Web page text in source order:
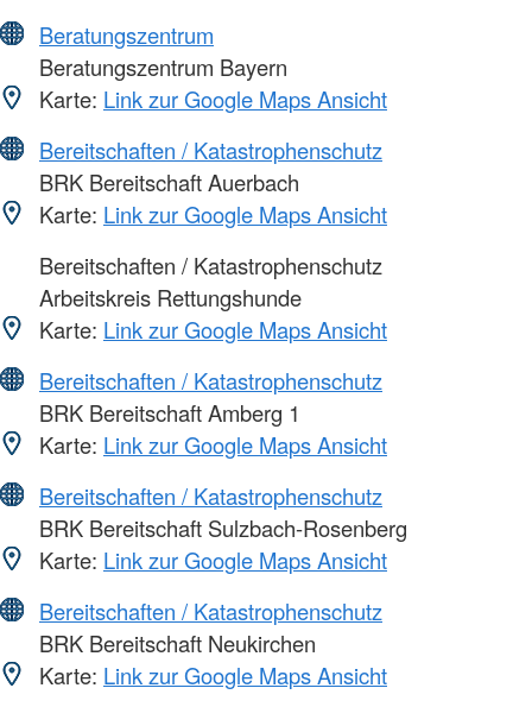
Beratungszentrum
Beratungszentrum Bayern
Karte: Link zur Google Maps Ansicht
Bereitschaften / Katastrophenschutz
BRK Bereitschaft Auerbach
Karte: Link zur Google Maps Ansicht
Bereitschaften / Katastrophenschutz
Arbeitskreis Rettungshunde
Karte: Link zur Google Maps Ansicht
Bereitschaften / Katastrophenschutz
BRK Bereitschaft Amberg 1
Karte: Link zur Google Maps Ansicht
Bereitschaften / Katastrophenschutz
BRK Bereitschaft Sulzbach-Rosenberg
Karte: Link zur Google Maps Ansicht
Bereitschaften / Katastrophenschutz
BRK Bereitschaft Neukirchen
Karte: Link zur Google Maps Ansicht